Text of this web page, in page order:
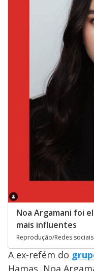
Noa Argamani foi
mais influentes
Reprodução/Redes
A ex-refém do
Hamas, Noa